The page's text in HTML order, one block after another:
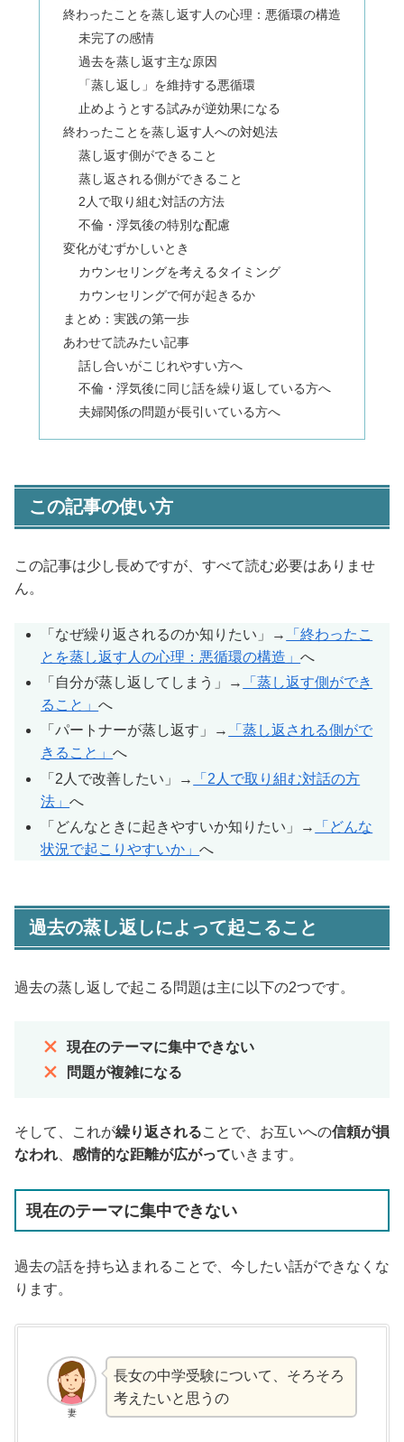
終わったことを蒸し返す人の心理：悪循環の構造
未完了の感情
過去を蒸し返す主な原因
「蒸し返し」を維持する悪循環
止めようとする試みが逆効果になる
終わったことを蒸し返す人への対処法
蒸し返す側ができること
蒸し返される側ができること
2人で取り組む対話の方法
不倫・浮気後の特別な配慮
変化がむずかしいとき
カウンセリングを考えるタイミング
カウンセリングで何が起きるか
まとめ：実践の第一歩
あわせて読みたい記事
話し合いがこじれやすい方へ
不倫・浮気後に同じ話を繰り返している方へ
夫婦関係の問題が長引いている方へ
この記事の使い方
この記事は少し長めですが、すべて読む必要はありませ
ん。
「なぜ繰り返されるのか知りたい」→
「終わったこ
とを蒸し返す人の心理：悪循環の構造」へ
「自分が蒸し返してしまう」→
「蒸し返す側ができ
ること」へ
「パートナーが蒸し返す」→
「蒸し返される側がで
きること」へ
「2人で改善したい」→
「2人で取り組む対話の方
法」へ
「どんなときに起きやすいか知りたい」→
「どんな
状況で起こりやすいか」へ
過去の蒸し返しによって起こること
過去の蒸し返しで起こる問題は主に以下の2つです。
現在のテーマに集中できない
問題が複雑になる
そして、これが繰り返されることで、お互いへの信頼が損
なわれ
感情的な距離が広がっていきます。
現在のテーマに集中できない
過去の話を持ち込まれることで、今したい話ができなくな
ります。
妻
長女の中学受験について、そろそろ
考えたいと思うの